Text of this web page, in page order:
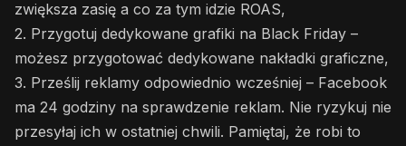
zwiększa zasię a co za tym idzie ROAS,
2. Przygotuj dedykowane grafiki na Black Friday –
możesz przygotować dedykowane nakładki graficzne,
3. Prześlij reklamy odpowiednio wcześniej – Facebook
ma 24 godziny na sprawdzenie reklam. Nie ryzykuj nie
przesyłaj ich w ostatniej chwili. Pamiętaj, że robi to